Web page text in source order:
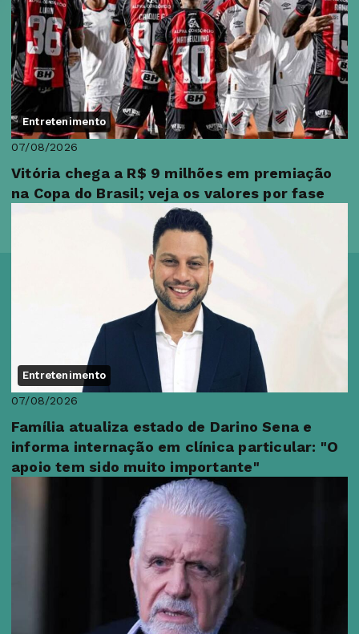
Entretenimento
07/08/2026
Vitória chega a R$ 9 milhões em premiação
na Copa do Brasil; veja os valores por fase
Entretenimento
07/08/2026
Família atualiza estado de Darino Sena e
informa internação em clínica particular: "O
apoio tem sido muito importante"